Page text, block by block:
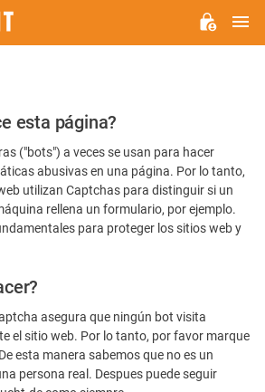
esta página?
("bots") a veces se usan para hacer
abusivas en una página. Por lo tanto,
utilizan Captchas para distinguir si un
rellena un formulario, por ejemplo.
para proteger los sitios web y
asegura que ningún bot visita
el sitio web. Por lo tanto, por favor marque
esta manera sabemos que no es un
persona real. Despues puede seguir